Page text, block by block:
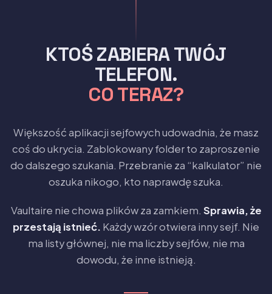
KTOŚ ZABIERA TWÓJ
TELEFON.
CO TERAZ?
Większość aplikacji sejfowych udowadnia, że masz
coś do ukrycia. Zablokowany folder to zaproszenie
do dalszego szukania. Przebranie za “kalkulator” nie
oszuka nikogo, kto naprawdę szuka.
Vaultaire nie chowa plików za zamkiem. Sprawia, że
przestają istnieć. Każdy wzór otwiera inny sejf. Nie
ma listy głównej, nie ma liczby sejfów, nie ma
dowodu, że inne istnieją.